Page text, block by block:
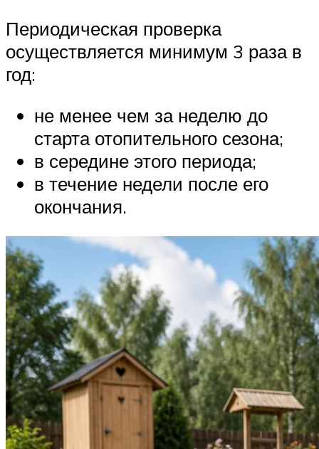
Периодическая проверка
осуществляется минимум 3 раза в
год:
не менее чем за неделю до
старта отопительного сезона;
в середине этого периода;
в течение недели после его
окончания.